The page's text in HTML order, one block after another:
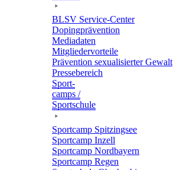
BLSV Service-Center
Doping­prä­ven­tion
Media­da­ten
Mitglie­der­vor­teile
Präven­tion sexua­li­sier­ter Gewalt
Pres­se­be­reich
Sport­
camps /
Sportschule
Sport­camp Spitzingsee
Sport­camp Inzell
Sport­camp Nordbayern
Sport­camp Regen